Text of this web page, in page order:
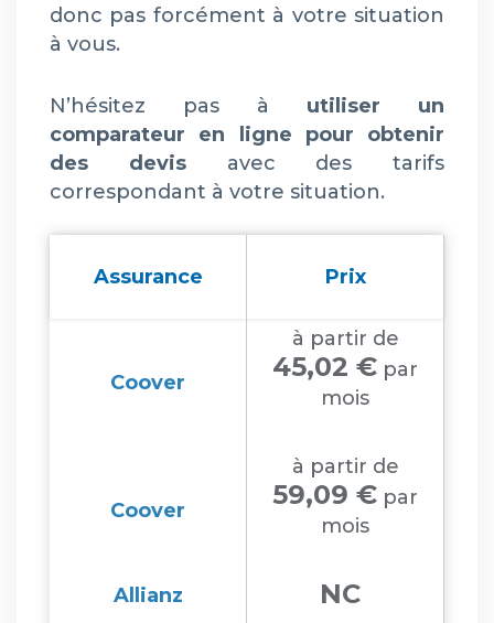
donc pas forcément à votre situation
à vous.
N’hésitez pas à utiliser un
comparateur en ligne pour obtenir
des devisavec des tarifs
correspondant à votre situation.
Assurance Prix
Coover
à partir de
45,02 € par
mois
Coover
à partir de
59,09 € par
mois
Allianz NC